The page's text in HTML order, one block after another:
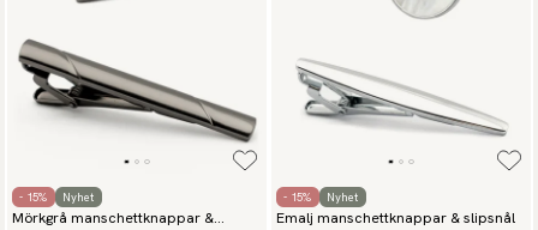
- 15% Nyhet
Mörkgrå manschettknappar &
- 15% Nyhet
Emalj manschettknappar & slipsnål